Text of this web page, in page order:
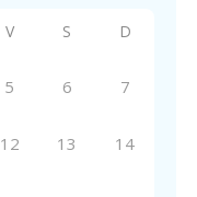
V S D
5 6 7
12 13 14